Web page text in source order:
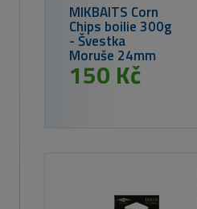
Nikl Rozpustné
Criticals boilie
Calanus & Krill
250ml
od 259 Kč